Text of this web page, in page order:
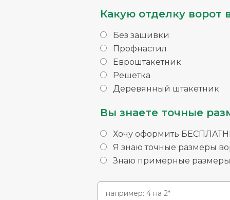
Какую отделку ворот
Без зашивки
Профнастил
Евроштакетник
Решетка
Деревянный штакетник
Вы знаете точные
Хочу оформить
Я знаю точные размеры
Знаю примерные размеры